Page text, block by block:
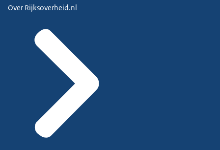
Over Rijksoverheid.nl